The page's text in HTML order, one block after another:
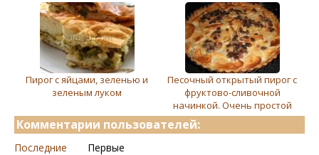
Пирог с яйцами, зеленью и
зеленым луком
Песочный открытый пирог с
фруктово-сливочной
начинкой. Очень простой
Комментарии пользователей:
Последние Первые